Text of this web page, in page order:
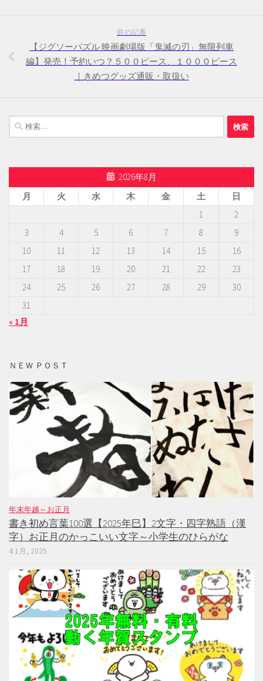
前の記事
【ジグソーパズル 映画劇場版「鬼滅の刃」無限列車
編】発売！予約いつ？５００ピース、１０００ピース
｜きめつグッズ通販・取扱い
検
索:
2026年8月
月
火 水 木 金 土
日
1
2
3
4 5 6 7 8
9
10
11 12 13 14 15
16
17
18 19 20 21 22
23
24
25 26 27 28 29
30
31
« 1月
ＮＥＷ ＰＯＳＴ
年末年越～お正月
書き初め言葉100選【2025年巳】2文字・四字熟語（漢
字）お正月のかっこいい文字～小学生のひらがな
4 1月, 2025